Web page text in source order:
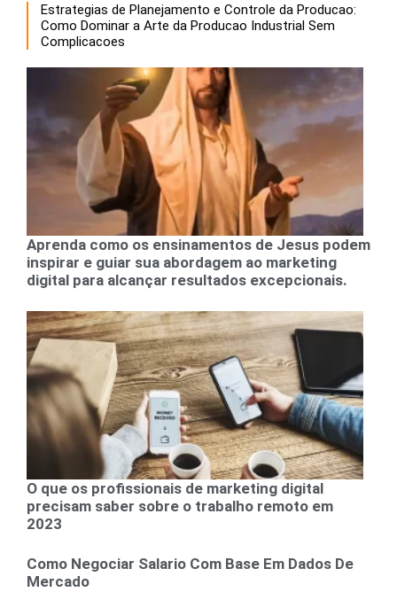
Estrategias de Planejamento e Controle da Producao:
Como Dominar a Arte da Producao Industrial Sem
Complicacoes
Aprenda como os ensinamentos de Jesus podem
inspirar e guiar sua abordagem ao marketing
digital para alcançar resultados excepcionais.
O que os profissionais de marketing digital
precisam saber sobre o trabalho remoto em
2023
Como Negociar Salario Com Base Em Dados De
Mercado